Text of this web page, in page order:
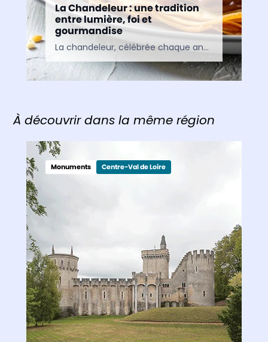
La Chandeleur : une tradition
entre lumière, foi et
gourmandise
La chandeleur, célébrée chaque année le 2 février, est l’une de ces fêtes qui traversent les siècles en mêlant croyances religieuses, traditions populaires et coutumes familiales. Connue aujourd’hui surtout comme…
À découvrir dans la même région
Monuments Centre-Val de Loire